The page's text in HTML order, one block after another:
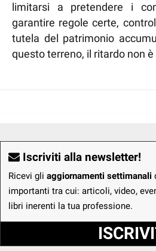
limitarsi a pretendere i
garantire regole certe,
tutela del patrimonio
questo terreno, il ritardo non
Iscriviti alla newsletter!
Ricevi gli aggiornamenti settimanali
importanti tra cui: articoli, video,
libri inerenti la tua professione.